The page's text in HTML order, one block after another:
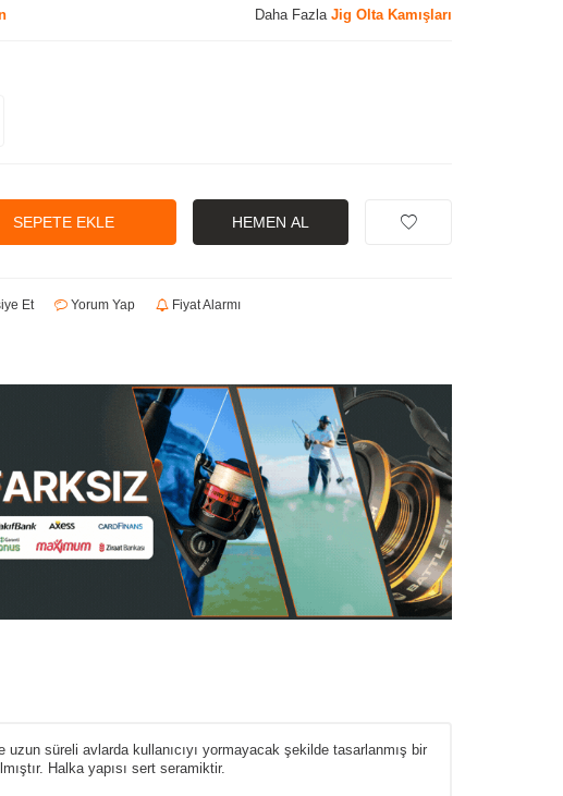
Daha Fazla Jig Olta Kamışları
SEPETE EKLE HEMEN AL
Et Yorum Yap Fiyat Alarmı
süreli avlarda kullanıcıyı yormayacak şekilde tasarlanmış bir
Halka yapısı sert seramiktir.